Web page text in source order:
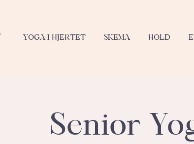
YOGA I HJERTET SKEMA HOLD
Senior